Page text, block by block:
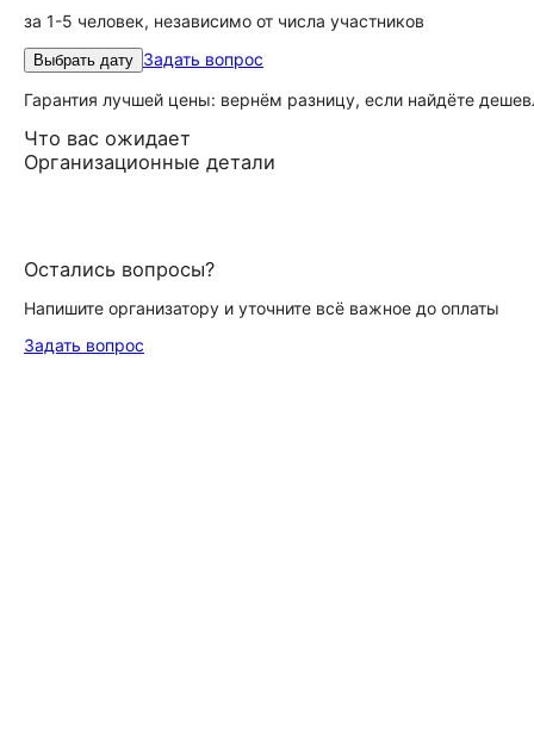
за 1-5 человек, независимо от числа участников
Выбрать дату Задать вопрос
Гарантия лучшей цены: вернём разницу, если найдёте
Что вас ожидает
Организационные детали
Остались вопросы?
Напишите организатору и уточните всё важное до оплаты
Задать вопрос